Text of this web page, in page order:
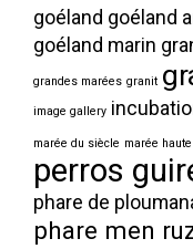
goéland goéland
goéland marin
grandes marées granit
image gallery
marée du siècle marée haute
perros
phare de
phare men